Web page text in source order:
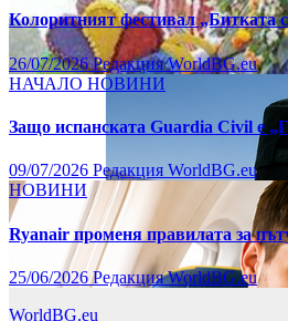
Колоритният фестивал „Битката
26/07/2026Редакция WorldBG.eu
НАЧАЛО НОВИНИ
Защо испанската Guardia Civil е
09/07/2026 Редакция WorldBG.eu
НОВИНИ
Ryanair променя правилата за
25/06/2026Редакция WorldBG.eu
WorldBG.eu